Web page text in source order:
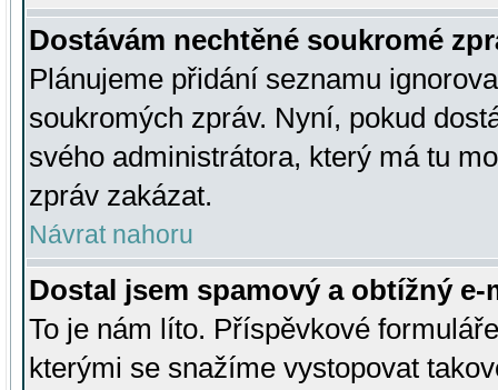
Dostávám nechtěné soukromé
Plánujeme přidání seznamu
soukromých zpráv. Nyní, pokud
svého administrátora, který má tu
zpráv zakázat.
Návrat nahoru
Dostal jsem spamový a obtížný
To je nám líto. Příspěvkové
kterými se snažíme vystopovat